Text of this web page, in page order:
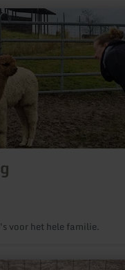
voor het hele familie.